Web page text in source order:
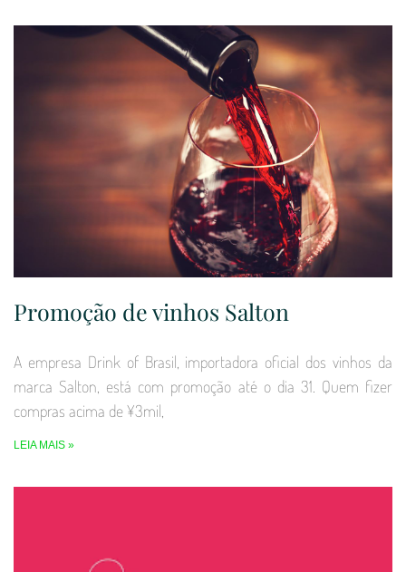
Promoção de vinhos Salton
A empresa Drink of Brasil, importadora oficial dos vinhos da
marca Salton, está com promoção até o dia 31. Quem fizer
compras acima de ¥3mil,
LEIA MAIS »